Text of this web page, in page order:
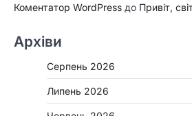
Коментатор WordPress до Привіт,
Архіви
Серпень 2026
Липень 2026